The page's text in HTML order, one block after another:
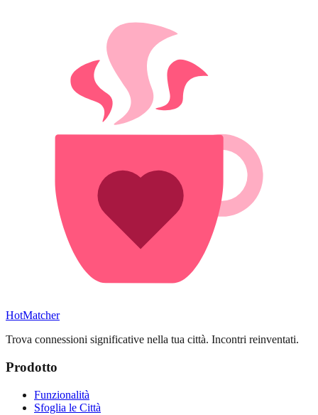
HotMatcher
Trova connessioni significative nella tua città. Incontri reinventati.
Prodotto
Funzionalità
Sfoglia le Città